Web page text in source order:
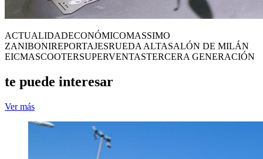
ACTUALIDADECONÓMICOMASSIMO
ZANIBONIREPORTAJESRUEDA ALTASALÓN DE MILÁN
EICMASCOOTERSUPERVENTASTERCERA GENERACIÓN
te puede interesar
Ver más